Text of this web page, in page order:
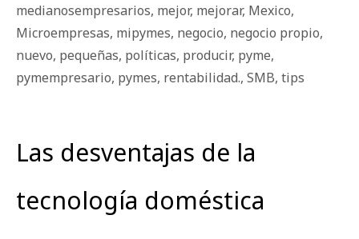
medianosempresarios, mejor, mejorar, Mexico,
Microempresas, mipymes, negocio, negocio propio,
nuevo, pequeñas, políticas, producir, pyme,
pymempresario, pymes, rentabilidad., SMB, tips
Las desventajas de la
tecnología doméstica